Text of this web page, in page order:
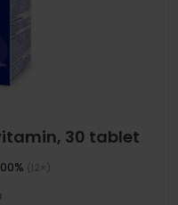
30 tablet
(12×)